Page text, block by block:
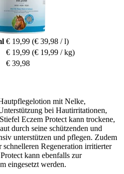
€ 19,99 (€ 39,98 / l)
€ 19,99 (€ 19,99 / kg)
€ 39,98
mit Nelke,
bei Hautirritationen,
Eczem Protect kann trockene,
durch seine schützenden und
unterstützen und pflegen. Zudem
Regeneration irritierter
kann ebenfalls zur
eingesetzt werden.